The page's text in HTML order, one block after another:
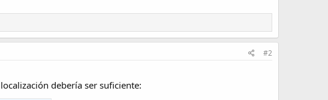
#2
debería ser suficiente: